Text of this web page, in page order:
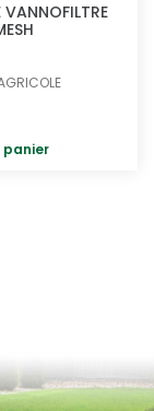
panier